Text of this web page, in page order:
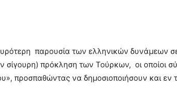
παρουσία των ελληνικών δυνάμεων
σίγουρη) πρόκληση των Τούρκων, οι
προσπαθώντας να δημοσιοποιήσουν και εν